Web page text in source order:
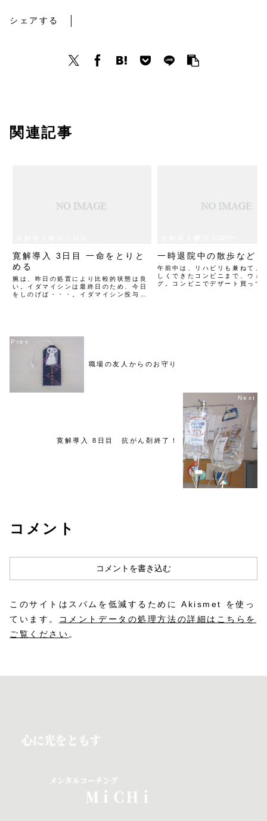
シェアする
関連記事
寛解導入 3日目 一命をとりと
める
腕は、昨日の処置により比較的状態は良
い。イダマイシンは最終日のため、今日
をしのげば・・・。イダマイシン投与中
一時退院中の散歩など
午前中は、リハビリも兼ねて、
しくできたコンビニまで、ウォ
グ。コンビニでデザート買って
ルできます
職場の友人からのお守り
寛解導入 8日目 抗がん剤終了！
コメント
コメントを書き込む
このサイトはスパムを低減するために Akismet を使っ
ています。
コメントデータの処理方法の詳細はこちらを
ご覧ください。